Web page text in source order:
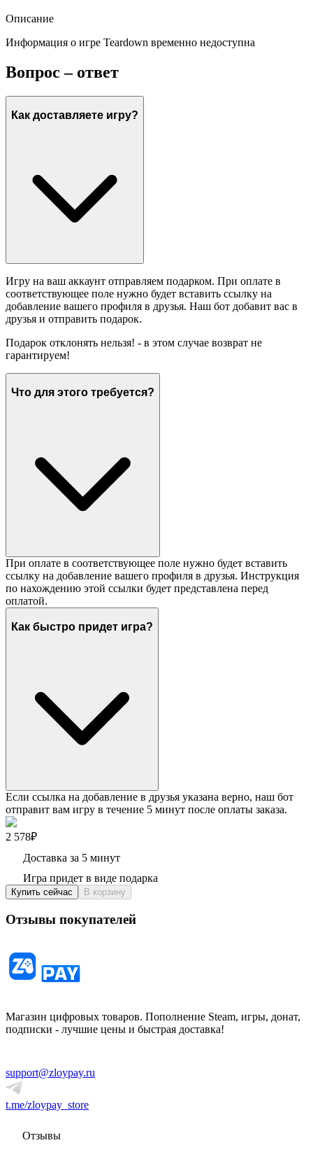
Описание
Информация о игре Teardown временно недоступна
Вопрос – ответ
Как доставляете игру?
Игру на ваш аккаунт отправляем подарком. При оплате в
соответствующее поле нужно будет вставить ссылку на
добавление вашего профиля в друзья. Наш бот добавит вас в
друзья и отправить подарок.
Подарок отклонять нельзя! - в этом случае возврат не
гарантируем!
Что для этого требуется?
При оплате в соответствующее поле нужно будет вставить
ссылку на добавление вашего профиля в друзья. Инструкция
по нахождению этой ссылки будет представлена перед
оплатой.
Как быстро придет игра?
Если ссылка на добавление в друзья указана верно, наш бот
отправит вам игру в течение 5 минут после оплаты заказа.
2 578₽
Доставка за 5 минут
Игра придет в виде подарка
Купить сейчас В корзину
Отзывы покупателей
Магазин цифровых товаров. Пополнение Steam, игры, донат,
подписки - лучшие цены и быстрая доставка!
support@zloypay.ru
t.me/zloypay_store
Отзывы